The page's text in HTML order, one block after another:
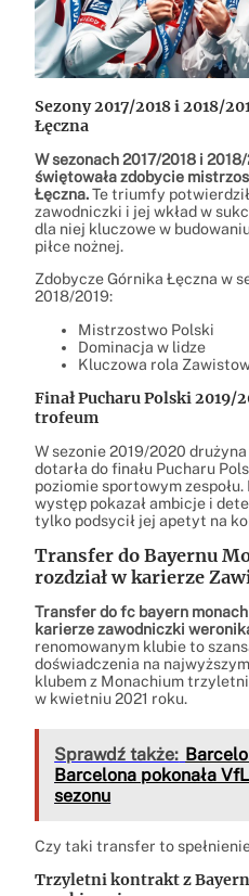
Sezony 2017/2018 i 2018/
Łęczna
W sezonach 2017/2018 i
świętowała zdobycie
Łęczna.Te triumfy
zawodniczki i jej wkład w
dla niej kluczowe w
piłce nożnej.
Zdobycze Górnika Łęczna w
2018/2019:
Mistrzostwo Polski
Dominacja w lidze
Kluczowa rola
Finał Pucharu Polski
trofeum
W sezonie 2019/2020
dotarła do finału Pucharu
poziomie sportowym
występ pokazał ambicje i
tylko podsycił jej apetyt na
Transfer do Bayernu
rozdział w karierze
Transfer do fc bayern
karierze zawodniczki
renomowanym klubie to
doświadczenia na
klubem z Monachium
w kwietniu 2021 roku.
Sprawdź także:
Barcelona pokonała
sezonu
Czy taki transfer to
Trzyletni kontrakt z